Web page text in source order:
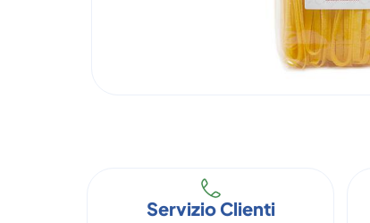
Servizio Clienti